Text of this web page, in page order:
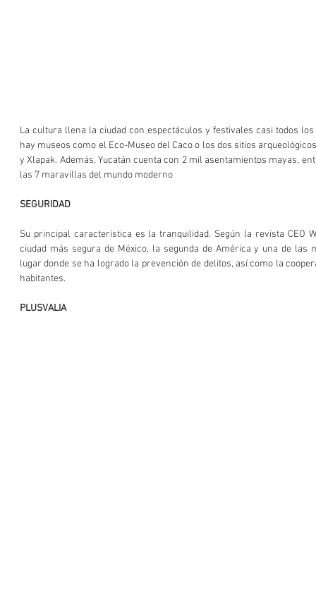
La cultura llena la ciudad con espectáculos y festivales casi todos los
hay museos como el Eco-Museo del Caco o los dos sitios
y Xlapak. Además, Yucatán cuenta con 2 mil asentamientos mayas,
las 7 maravillas del mundo moderno
SEGURIDAD
Su principal característica es la tranquilidad. Según la revista CEO
ciudad más segura de México, la segunda de América y una de las
lugar donde se ha logrado la prevención de delitos, así como la
habitantes.
PLUSVALIA